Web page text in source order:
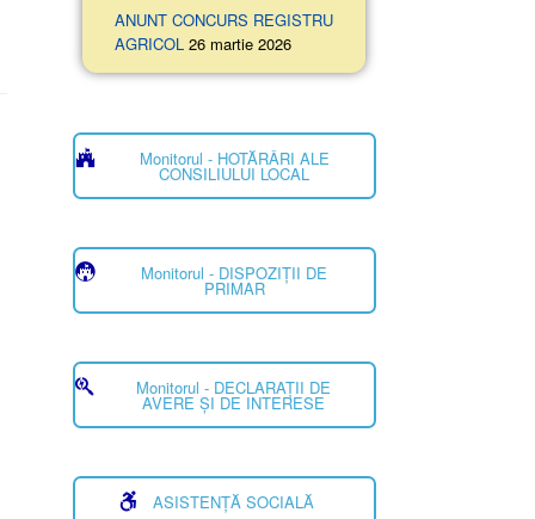
ANUNT CONCURS REGISTRU
AGRICOL 26 martie 2026
Monitorul - HOTĂRÂRI ALE
CONSILIULUI LOCAL
Monitorul - DISPOZIȚII DE
PRIMAR
Monitorul - DECLARAȚII DE
AVERE ȘI DE INTERESE
ASISTENȚĂ SOCIALĂ